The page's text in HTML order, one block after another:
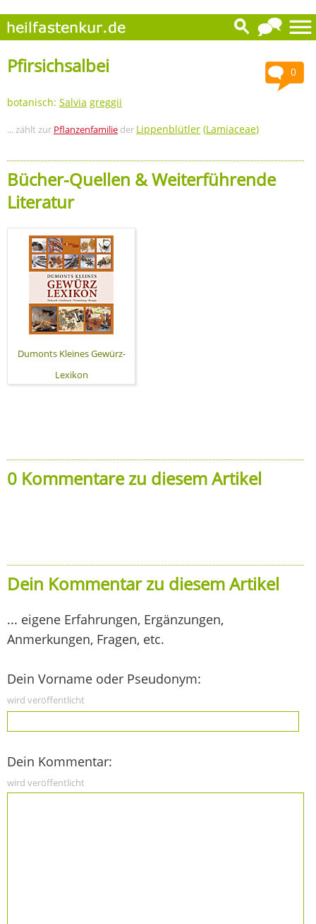
0
Pfirsichsalbei
botanisch: Salvia greggii
... zählt zur Pflanzenfamilie der Lippenblütler (Lamiaceae)
Bücher-Quellen & Weiterführende
Literatur
Dumonts Kleines Gewürz-
Lexikon
0 Kommentare zu diesem Artikel
Dein Kommentar zu diesem Artikel
... eigene Erfahrungen, Ergänzungen,
Anmerkungen, Fragen, etc.
Dein Vorname oder Pseudonym:
wird veröffentlicht
Dein Kommentar:
wird veröffentlicht